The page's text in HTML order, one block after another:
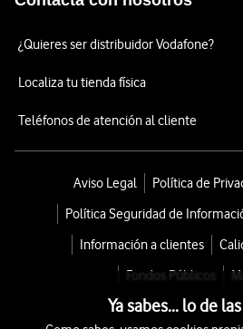
¿Quieres ser distribuidor Vodafone?
Localiza tu tienda física
Teléfonos de atención al cliente
Aviso Legal
Política de
Política Seguridad de
Información a clientes
Fondos Públicos
Ya sabes... lo de